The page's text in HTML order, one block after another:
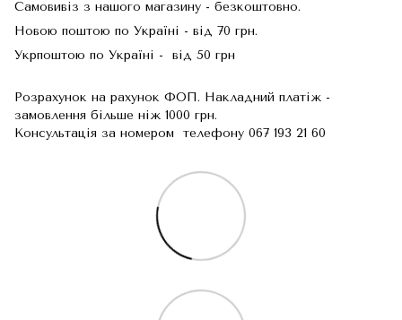
Самовивіз з нашого магазину - безкоштовно.
Новою поштою по Україні - від 70 грн.
Укрпоштою по Україні - від 50 грн
Розрахунок на рахунок ФОП. Накладний платіж -
замовлення більше ніж 1000 грн.
Консультація за номером телефону 067 193 21 60